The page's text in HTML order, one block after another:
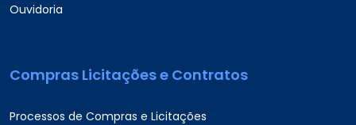
Ouvidoria
Compras Licitações e Contratos
Processos de Compras e Licitações